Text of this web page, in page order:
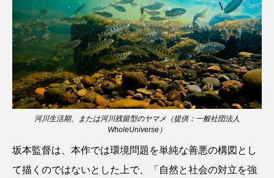
クサガメ クジラ クニマス クマノミ
クモギンポ クラゲ クルマエビ
クロスジギンポ クロソイ クロダイ
クロツラヘラサギ クロマグロ グッピー
ケープペンギン ゲンゴロウ コイ
河川生活期、または河川残留型のヤマメ（提供：一般社団法人
WholeUniverse）
坂本監督は、本作では環境問題を単純な善悪の構図とし
て描くのではないとした上で、「自然と社会の対立を強